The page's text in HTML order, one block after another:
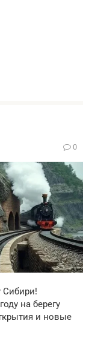
0
Сибири!
на берегу
и новые